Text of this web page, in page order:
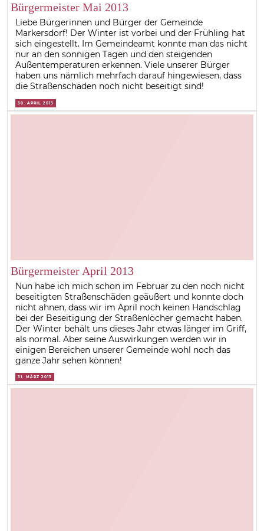
Bürgermeister Mai 2013
Liebe Bürgerinnen und Bürger der Gemeinde
Markersdorf! Der Winter ist vorbei und der Frühling hat
sich eingestellt. Im Gemeindeamt konnte man das nicht
nur an den sonnigen Tagen und den steigenden
Außentemperaturen erkennen. Viele unserer Bürger
haben uns nämlich mehrfach darauf hingewiesen, dass
die Straßenschäden noch nicht beseitigt sind!
30. APRIL 2013
Bürgermeister April 2013
Nun habe ich mich schon im Februar zu den noch nicht
beseitigten Straßenschäden geäußert und konnte doch
nicht ahnen, dass wir im April noch keinen Handschlag
bei der Beseitigung der Straßenlöcher gemacht haben.
Der Winter behält uns dieses Jahr etwas länger im Griff,
als normal. Aber seine Auswirkungen werden wir in
einigen Bereichen unserer Gemeinde wohl noch das
ganze Jahr sehen können!
31. MÄRZ 2013